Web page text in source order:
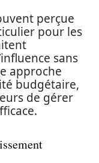
perçue
pour les
sans
approche
budgétaire,
de gérer